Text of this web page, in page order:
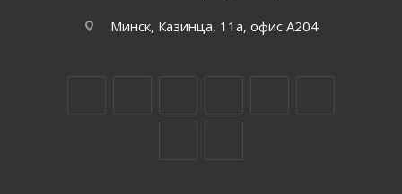
Минск, Казинца, 11а, офис А204